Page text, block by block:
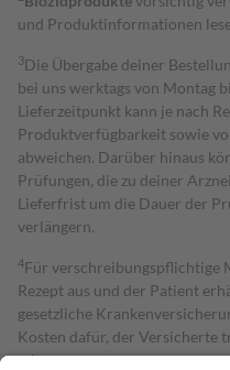
und Produktinformationen
3Die Übergabe deiner
bei uns werktags von Montag
Lieferzeitpunkt kann je nach
Produktverfügbarkeit sowie
abweichen. Darüber hinaus
Prüfungen, die zu deiner
Lieferfrist um die Dauer der
verlängern.
4Für verschreibungspflichtige
Rezept aus und der Patient
gesetzliche
Kosten dafür, der Versicherte
mit.